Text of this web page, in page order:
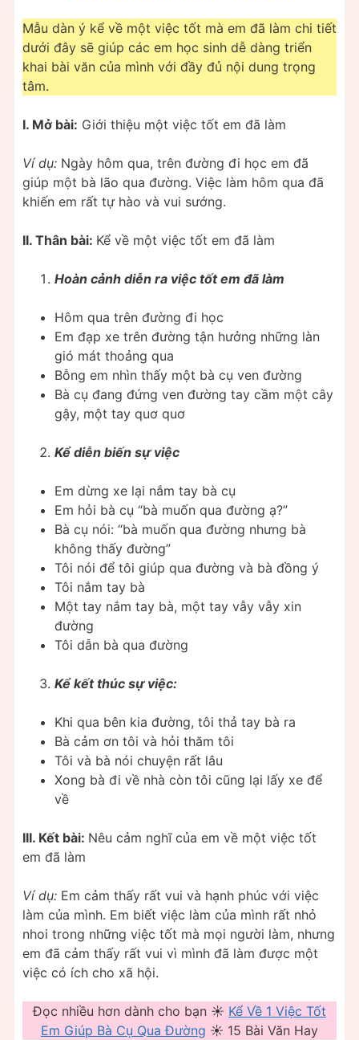
Mẫu dàn ý kể về một việc tốt mà em đã làm chi tiết
dưới đây sẽ giúp các em học sinh dễ dàng triển
khai bài văn của mình với đầy đủ nội dung trọng
tâm.
I. Mở bài: Giới thiệu một việc tốt em đã làm
Ví dụ: Ngày hôm qua, trên đường đi học em đã
giúp một bà lão qua đường. Việc làm hôm qua đã
khiến em rất tự hào và vui sướng.
II. Thân bài: Kể về một việc tốt em đã làm
Hoàn cảnh diễn ra việc tốt em đã làm
Hôm qua trên đường đi học
Em đạp xe trên đường tận hưởng những làn
gió mát thoảng qua
Bỗng em nhìn thấy một bà cụ ven đường
Bà cụ đang đứng ven đường tay cầm một cây
gậy, một tay quơ quơ
Kể diễn biến sự việc
Em dừng xe lại nắm tay bà cụ
Em hỏi bà cụ “bà muốn qua đường ạ?”
Bà cụ nói: “bà muốn qua đường nhưng bà
không thấy đường”
Tôi nói để tôi giúp qua đường và bà đồng ý
Tôi nắm tay bà
Một tay nắm tay bà, một tay vẫy vẫy xin
đường
Tôi dẫn bà qua đường
Kể kết thúc sự việc:
Khi qua bên kia đường, tôi thả tay bà ra
Bà cảm ơn tôi và hỏi thăm tôi
Tôi và bà nói chuyện rất lâu
Xong bà đi về nhà còn tôi cũng lại lấy xe để
về
III. Kết bài: Nêu cảm nghĩ của em về một việc tốt
em đã làm
Ví dụ: Em cảm thấy rất vui và hạnh phúc với việc
làm của mình. Em biết việc làm của mình rất nhỏ
nhoi trong những việc tốt mà mọi người làm, nhưng
em đã cảm thấy rất vui vì mình đã làm được một
việc có ích cho xã hội.
Đọc nhiều hơn dành cho bạn ☀️ Kể Về 1 Việc Tốt
Em Giúp Bà Cụ Qua Đường ☀️ 15 Bài Văn Hay